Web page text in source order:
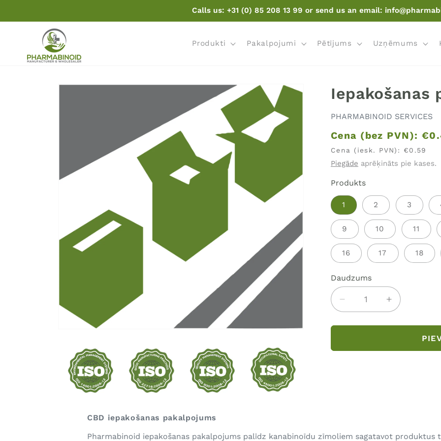
saturu
Calls us: +31 (0) 85 208 13 99 or send us an email:
Produkti Pakalpojumi Pētījums Uzņēmums
Pāriet uz
modālā
veidā
Iepakošanas
PHARMABINOID SERVICES
Cena (bez PVN):
Cena (iesk. PVN): €0.59
Piegāde aprēķināts pie kases.
Produkts
1 2 3
9 10 11
16 17 18
Daudzums
Daudzums
Samaziniet
Iepakošanas
Palieliniet
CBD iepakošanas pakalpojums
Pharmabinoid iepakošanas pakalpojums palīdz kanabinoīdu zīmoliem sagatavot produktus